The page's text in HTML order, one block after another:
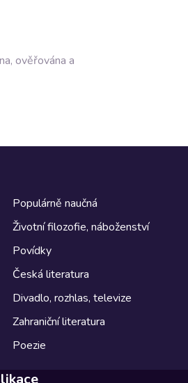
ověřována a
Populárně naučná
Životní filozofie, náboženství
Povídky
Česká literatura
Divadlo, rozhlas, televize
Zahraniční literatura
Poezie